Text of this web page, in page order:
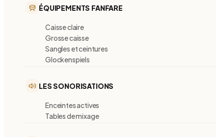
ÉQUIPEMENTS FANFARE
Caisse claire
Grosse caisse
Sangles et ceintures
Glockenspiels
LES SONORISATIONS
Enceintes actives
Tables de mixage